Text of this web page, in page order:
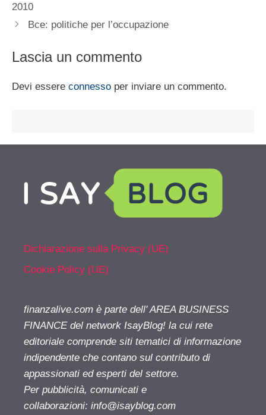
2010
Bce: politiche per l’occupazione
Lascia un commento
Devi essere connesso per inviare un commento.
Dichiarazione sulla Privacy (UE)
Cookie Policy (UE)
finanzalive.com è parte dell' AREA BUSINESS
FINANCE del network IsayBlog! la cui rete
editoriale comprende siti tematici di informazione
indipendente che contano sul contributo di
appassionati ed esperti del settore.
Per pubblicità, comunicati e
collaborazioni: info@isayblog.com